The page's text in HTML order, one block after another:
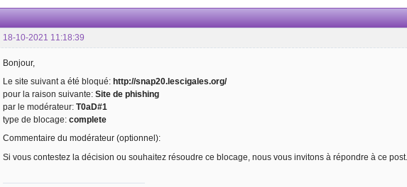
18-10-2021 11:18:39
Bonjour,
Le site suivant a été bloqué: http://snap20.lescigales.org/
pour la raison suivante: Site de phishing
par le modérateur: T0aD#1
type de blocage: complete
Commentaire du modérateur (optionnel):
Si vous contestez la décision ou souhaitez résoudre ce blocage, nous vous invitons à répondre à ce post.